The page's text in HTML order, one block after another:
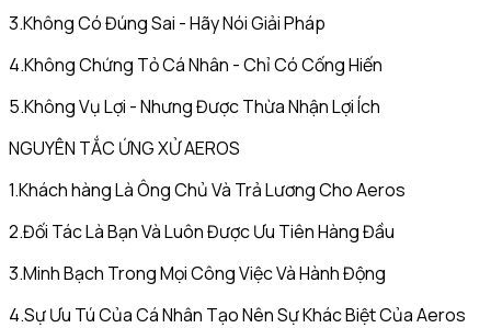
3.Không Có Đúng Sai - Hãy Nói Giải Pháp
4.Không Chứng Tỏ Cá Nhân - Chỉ Có Cống Hiến
5.Không Vụ Lợi - Nhưng Được Thừa Nhận Lợi Ích
NGUYÊN TẮC ỨNG XỬ AEROS
1.Khách hàng Là Ông Chủ Và Trả Lương Cho Aeros
2.Đối Tác Là Bạn Và Luôn Được Ưu Tiên Hàng Đầu
3.Minh Bạch Trong Mọi Công Việc Và Hành Động
4.Sự Ưu Tú Của Cá Nhân Tạo Nên Sự Khác Biệt Của Aeros